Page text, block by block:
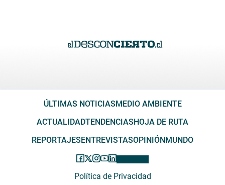
ÚLTIMAS NOTICIAS MEDIO AMBIENTE
ACTUALIDADTENDENCIAS HOJA DE RUTA
REPORTAJES ENTREVISTASOPINIÓN MUNDO
Política de Privacidad